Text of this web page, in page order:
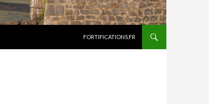
FORTIFICATIONS.FR